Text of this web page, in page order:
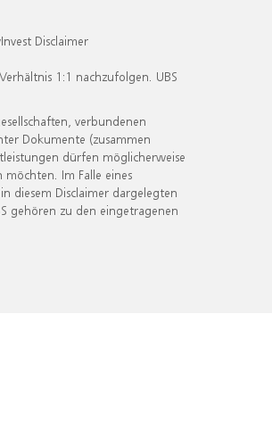
Disclaimer
1:1 nachzufolgen. UBS
verbundenen
Dokumente (zusammen
dürfen möglicherweise
Im Falle eines
diesem Disclaimer dargelegten
gehören zu den eingetragenen